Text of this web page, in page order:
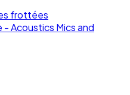
frottées